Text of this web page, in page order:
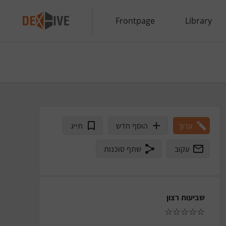
Frontpage Library
ערוך הוסף חדש תייג
עקוב שתף סוכנות
שביעות רצון
☆
☆
☆
☆
☆